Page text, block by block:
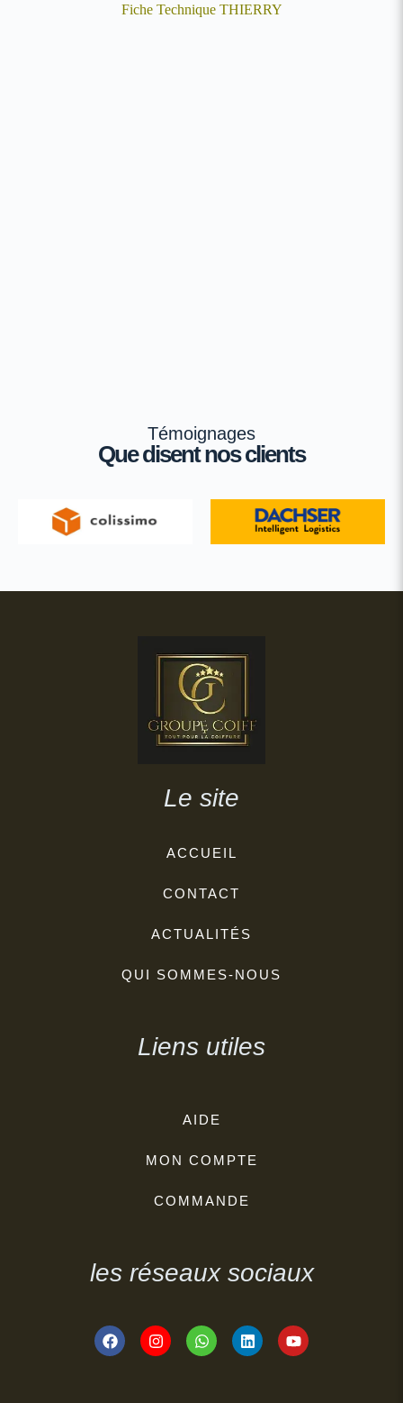
Fiche Technique THIERRY
Témoignages
Que disent nos clients
Le site
ACCUEIL
CONTACT
ACTUALITÉS
QUI SOMMES-NOUS
Liens utiles
AIDE
MON COMPTE
COMMANDE
les réseaux sociaux